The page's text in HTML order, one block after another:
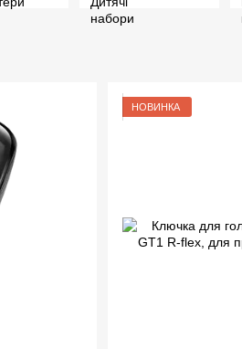
НОВИНКА